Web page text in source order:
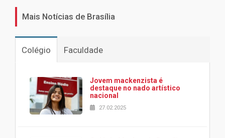
Mais Notícias de Brasília
Colégio Faculdade
Jovem mackenzista é
destaque no nado artístico
nacional
27.02.2025